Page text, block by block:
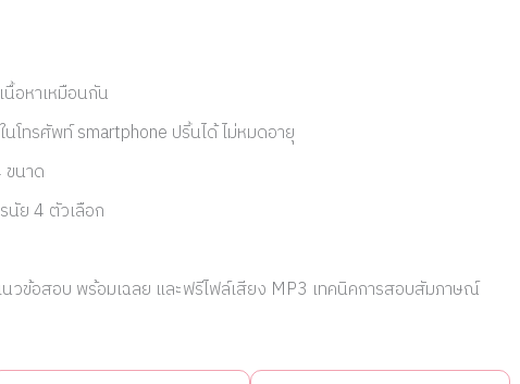
อหาเหมือนกัน
นโทรศัพท์ smartphone ปริ้นได้ ไม่หมดอายุ
นาด
นัย 4 ตัวเลือก
นวข้อสอบ พร้อมเฉลย และฟรีไฟล์เสียง MP3 เทคนิคการสอบสัมภาษณ์